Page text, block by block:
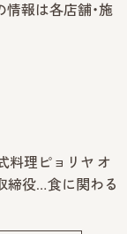
報は各店舗・施
料理ピョリヤ オ
締役…食に関わる